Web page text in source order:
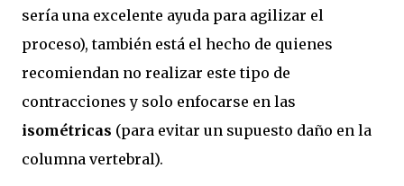
sería una excelente ayuda para agilizar el
proceso), también está el hecho de quienes
recomiendan no realizar este tipo de
contracciones y solo enfocarse en las
isométricas (para evitar un supuesto daño en la
columna vertebral).